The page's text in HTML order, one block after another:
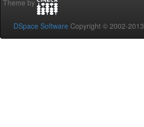
Theme by
DSpace Software Copyright © 2002-2013